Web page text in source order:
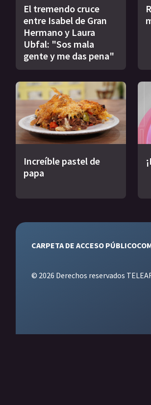
El tremendo cruce
entre Isabel de Gran
Hermano y Laura
Ubfal: "Sos mala
gente y me das pena"
Increíble pastel de
papa
CARPETA DE ACCESO PÚBLICO
© 2026 Derechos reservados